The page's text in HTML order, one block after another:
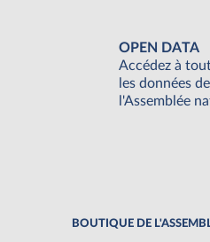
OPEN DATA
Accédez à
les données de
l'Assemblée
BOUTIQUE DE